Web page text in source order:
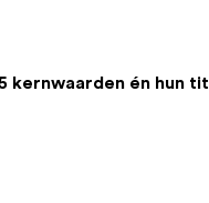
kernwaarden én hun